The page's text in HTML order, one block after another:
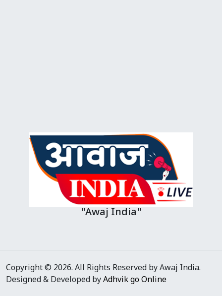
"Awaj India"
Copyright © 2026. All Rights Reserved by Awaj India.
Designed & Developed byAdhvik go Online